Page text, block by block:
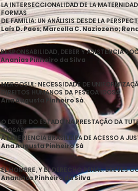
LA INTERSECCIONALIDAD DE LA
FORMAS
DE FAMILIA: UN ANÁLISIS DESDE LA
Laís D. Paes; Marcella C. Naziozeno;
RESPONSABILIDAD, DEBER Y ASISTENCIA
Ananias Pinheiro da Silva
MERCOSUL: NECESSIDADE DE
DIREITOS HUMANOS DA PESSOA IDOSA
Ana Augusta Pinheiro Sá
O DEVER DO ESTADO NA PRESTAÇÃO DA
IDOSAS,
A EXPERIENCIA BRASILEIRA DE ACESSO A
Ana Augusta Pinheiro Sá
EL HOMBRE, Y EL DERECHO PENAL: BREVES
Ananinas Pinheiro da Silva